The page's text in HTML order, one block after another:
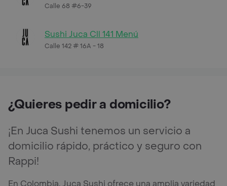
Calle 68 #6-39
Sushi Juca Cll 141 Menú
Calle 142 # 16A - 18
¿Quieres pedir a domicilio?
¡En Juca Sushi tenemos un servicio a
domicilio rápido, práctico y seguro con
Rappi!
En Colombia, Juca Sushi ofrece una amplia variedad